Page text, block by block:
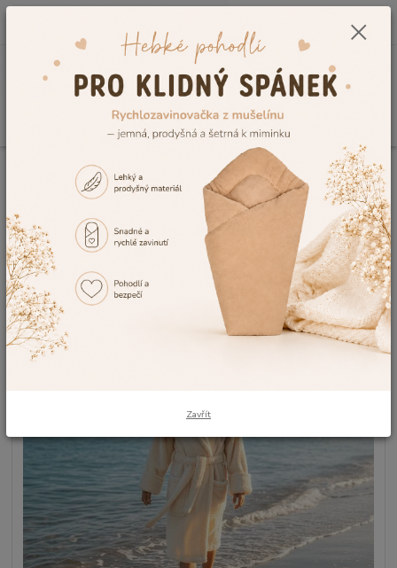
0,00 Kč
Kojenecké a dětské oblečení Dětské župany a ponča
Dětský
župan Dětský svět Lama krémový velikost 158
Dětský župan Dětský svět Lama
krémový velikost 158
Zavřít